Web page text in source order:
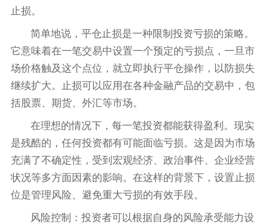
止损。
简单地说，平仓止损是一种限制投资亏损的策略。
它意味着在一笔交易中设置一个预定的亏损点，一旦市
场价格触及这个点位，就立即执行平仓操作，以防损失
继续扩大。止损可以应用在各种金融产品的交易中，包
括股票、期货、外汇等市场。
在理想的情况下，每一笔投资都能获得盈利。现实
是残酷的，任何投资都有可能面临亏损。这是因为市场
充满了不确定性，受到宏观经济、政治事件、企业经营
状况等多方面因素的影响。在这样的背景下，设置止损
位是管理风险、避免重大亏损的有效手段。
风险控制：投资者可以根据自身的风险承受能力设